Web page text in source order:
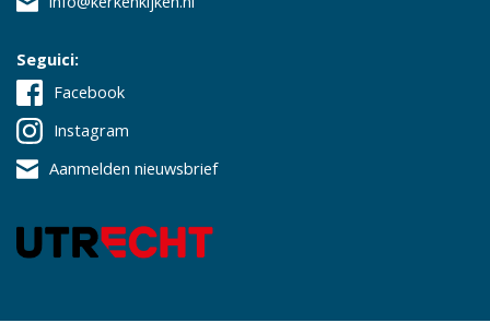
Seguici:
Facebook
Instagram
Aanmelden nieuwsbrief